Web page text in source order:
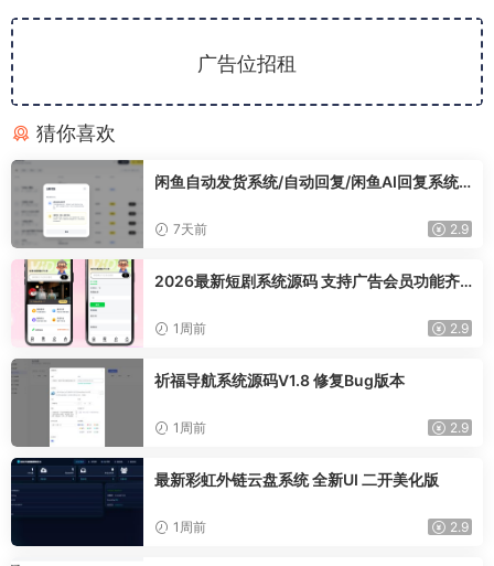
广告位招租
猜你喜欢
闲鱼自动发货系统/自动回复/闲鱼AI回复系统
7天前 2.9
2026最新短剧系统源码 支持广告会员功能齐
1周前 2.9
祈福导航系统源码V1.8 修复Bug版本
1周前 2.9
最新彩虹外链云盘系统 全新UI 二开美化版
1周前 2.9